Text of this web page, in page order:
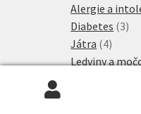
Alergie a
Diabetes 33
Játra 44
Ledviny a